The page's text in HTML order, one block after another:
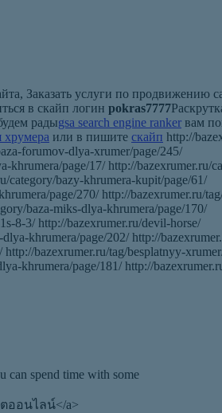
Заказать услуги по продвижению
в скайп логин pokras7777
радыgsa search engine ranker вам
хрумера или в пишите скайп http://
forumov-dlya-xrumer/page/245/
khrumera/page/17/ http://bazexrumer.ru/
category/bazy-khrumera-kupit/page/61/
page/270/ http://bazexrumer.ru/
baza-miks-dlya-khrumera/page/170/
8-3/ http://bazexrumer.ru/devil-horse/
khrumera/page/202/ http://
bazexrumer.ru/tag/besplatnyy-
khrumera/page/181/ http://
can spend time with some
ตออนไลน์</a>